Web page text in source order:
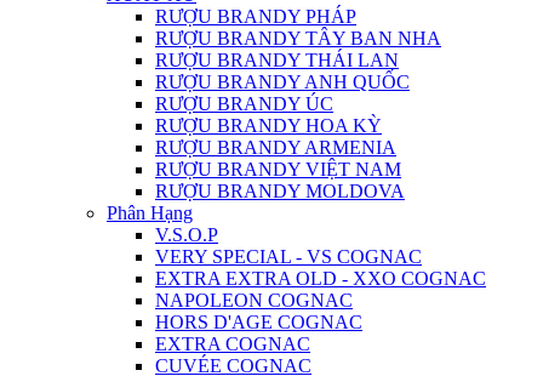
RƯỢU BRANDY PHÁP
RƯỢU BRANDY TÂY BAN NHA
RƯỢU BRANDY THÁI LAN
RƯỢU BRANDY ANH QUỐC
RƯỢU BRANDY ÚC
RƯỢU BRANDY HOA KỲ
RƯỢU BRANDY ARMENIA
RƯỢU BRANDY VIỆT NAM
RƯỢU BRANDY MOLDOVA
Phân Hạng
V.S.O.P
VERY SPECIAL - VS COGNAC
EXTRA EXTRA OLD - XXO COGNAC
NAPOLEON COGNAC
HORS D'AGE COGNAC
EXTRA COGNAC
CUVÉE COGNAC